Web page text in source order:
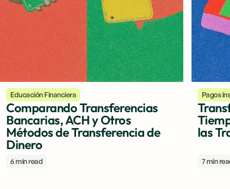
Educación Financiera
Comparando Transferencias
Bancarias, ACH y Otros
Métodos de Transferencia de
Dinero
6 min read
Pagos
las
7 min